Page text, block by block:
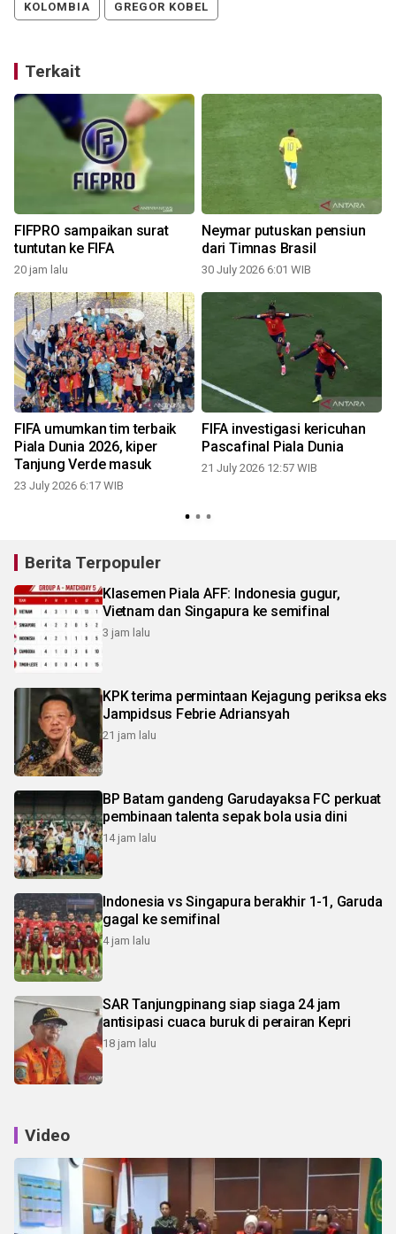
KOLOMBIA GREGOR KOBEL
Terkait
FIFPRO sampaikan surat
tuntutan ke FIFA
20 jam lalu
Neymar putuskan pensiun
dari Timnas Brasil
30 July 2026 6:01 WIB
FIFA umumkan tim terbaik
Piala Dunia 2026, kiper
Tanjung Verde masuk
23 July 2026 6:17 WIB
FIFA investigasi kericuhan
Pascafinal Piala Dunia
21 July 2026 12:57 WIB
Berita Terpopuler
Klasemen Piala AFF: Indonesia gugur,
Vietnam dan Singapura ke semifinal
3 jam lalu
KPK terima permintaan Kejagung periksa eks
Jampidsus Febrie Adriansyah
21 jam lalu
BP Batam gandeng Garudayaksa FC perkuat
pembinaan talenta sepak bola usia dini
14 jam lalu
Indonesia vs Singapura berakhir 1-1, Garuda
gagal ke semifinal
4 jam lalu
SAR Tanjungpinang siap siaga 24 jam
antisipasi cuaca buruk di perairan Kepri
18 jam lalu
Video